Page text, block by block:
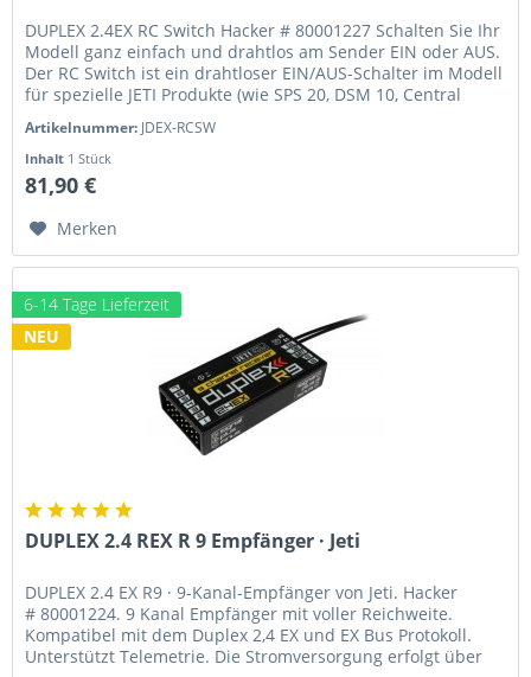
DUPLEX 2.4EX RC Switch Hacker # 80001227 Schalten Sie Ihr
Modell ganz einfach und drahtlos am Sender EIN oder AUS.
Der RC Switch ist ein drahtloser EIN/AUS-Schalter im Modell
für spezielle JETI Produkte (wie SPS 20, DSM 10, Central
Artikelnummer: JDEX-RCSW
Inhalt 1 Stück
81,90 €
Merken
6-14 Tage Lieferzeit
NEU
DUPLEX 2.4 REX R 9 Empfänger · Jeti
DUPLEX 2.4 EX R9 · 9-Kanal-Empfänger von Jeti. Hacker
# 80001224. 9 Kanal Empfänger mit voller Reichweite.
Kompatibel mit dem Duplex 2,4 EX und EX Bus Protokoll.
Unterstützt Telemetrie. Die Stromversorgung erfolgt über